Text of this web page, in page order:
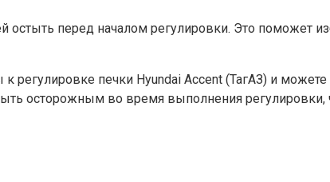
перед началом регулировки. Это поможет
печки Hyundai Accent (ТагАЗ) и
осторожным во время выполнения